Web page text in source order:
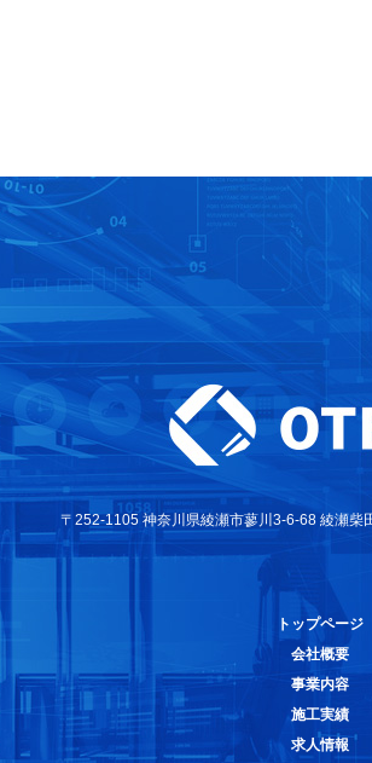
トップページ
会社概要
事業内容
施工実績
求人情報
〒252-1105 神奈川県綾瀬市蓼川3-6-68 綾瀬